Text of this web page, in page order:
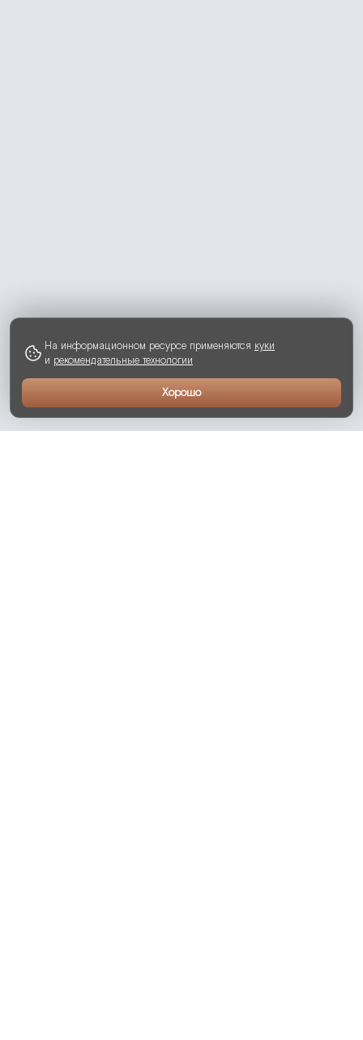
На информационном ресурсе применяются куки
и рекомендательные технологии
Хорошо